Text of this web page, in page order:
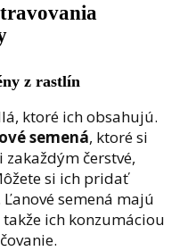
z rastlín
ktoré ich obsahujú.
semená, ktoré si
čerstvé,
si ich pridať
semená majú
ich konzumáciou